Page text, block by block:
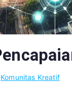
Komunitas Kreatif